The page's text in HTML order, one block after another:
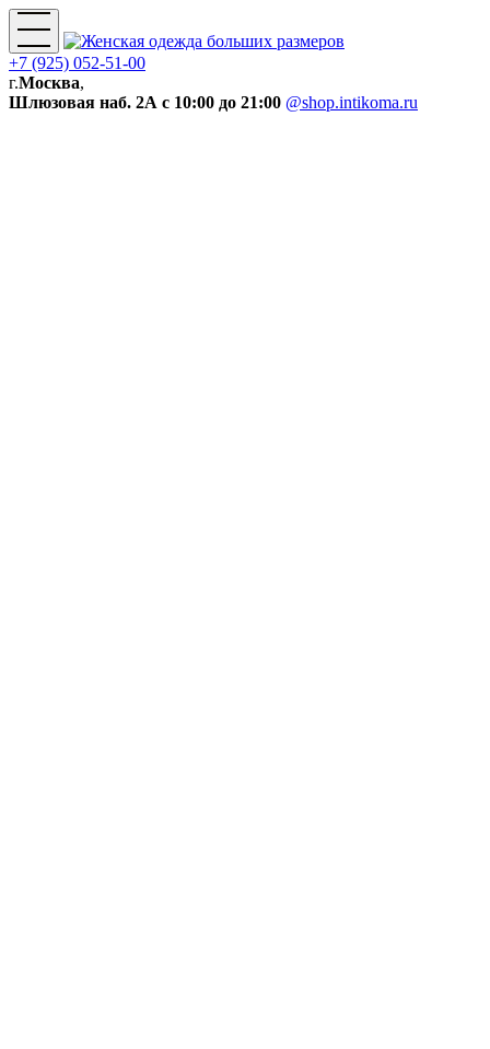
+7 (925) 052-51-00
г.Москва,
Шлюзовая наб. 2А с 10:00 до 21:00 @shop.intikoma.ru